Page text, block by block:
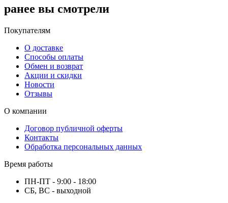
ранее вы смотрели
Покупателям
О доставке
Способы оплаты
Обмен и возврат
Акции и скидки
Новости
Отзывы
О компании
Договор публичной оферты
Контакты
Обработка персональных данных
Время работы
ПН-ПТ - 9:00 - 18:00
СБ, ВС - выходной